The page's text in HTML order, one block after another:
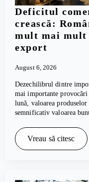
Deficitul
crească:
mult mai mult
export
August 6, 2026
Dezechilibrul dintre
mai importante
lună, valoarea produselor
semnificativ valoarea
Vreau să citesc